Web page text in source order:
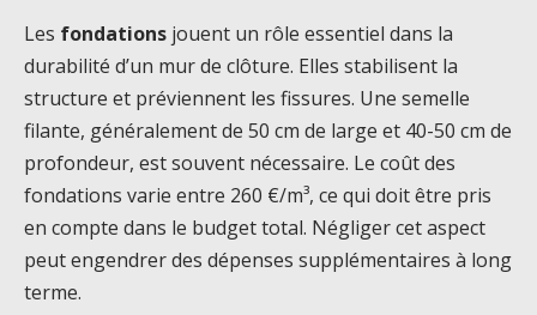
Les fondations jouent un rôle essentiel dans la
durabilité d’un mur de clôture. Elles stabilisent la
structure et préviennent les fissures. Une semelle
filante, généralement de 50 cm de large et 40-50 cm de
profondeur, est souvent nécessaire. Le coût des
fondations varie entre 260 €/m³, ce qui doit être pris
en compte dans le budget total. Négliger cet aspect
peut engendrer des dépenses supplémentaires à long
terme.